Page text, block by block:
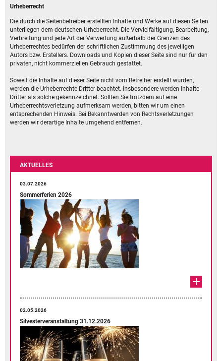
Urheberrecht
Die durch die Seitenbetreiber erstellten Inhalte und Werke auf diesen Seiten
unterliegen dem deutschen Urheberrecht. Die Vervielfältigung, Bearbeitung,
Verbreitung und jede Art der Verwertung außerhalb der Grenzen des
Urheberrechtes bedürfen der schriftlichen Zustimmung des jeweiligen
Autors bzw. Erstellers. Downloads und Kopien dieser Seite sind nur für den
privaten, nicht kommerziellen Gebrauch gestattet.
Soweit die Inhalte auf dieser Seite nicht vom Betreiber erstellt wurden,
werden die Urheberrechte Dritter beachtet. Insbesondere werden Inhalte
Dritter als solche gekennzeichnet. Sollten Sie trotzdem auf eine
Urheberrechtsverletzung aufmerksam werden, bitten wir um einen
entsprechenden Hinweis. Bei Bekanntwerden von Rechtsverletzungen
werden wir derartige Inhalte umgehend entfernen.
AKTUELLES
03.07.2026
Sommerferien 2026
02.05.2026
Silvesterveranstaltung 31.12.2026